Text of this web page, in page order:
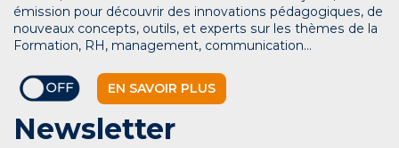
émission pour découvrir des innovations pédagogiques, de
nouveaux concepts, outils, et experts sur les thèmes de la
Formation, RH, management, communication…
EN SAVOIR PLUS
Newsletter